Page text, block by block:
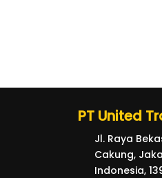
PT United
Jl. Raya
Cakung,
Indonesia,